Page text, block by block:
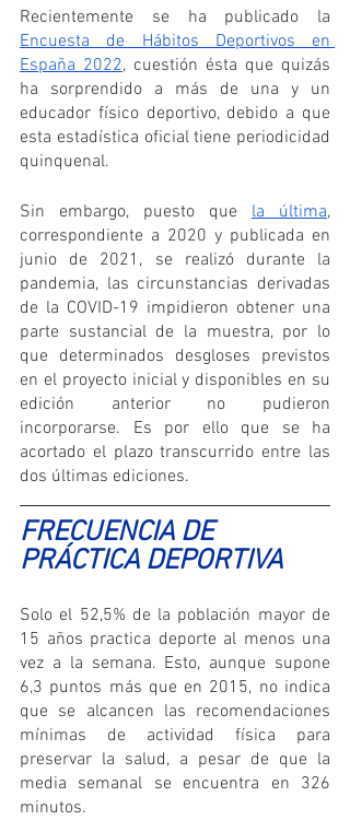
Encuesta de Hábitos Deportivos en
España 2022, cuestión ésta que quizás
ha sorprendido a más de una y un
educador físico deportivo, debido a que
esta estadística oficial tiene periodicidad
quinquenal.
Sin embargo, puesto que la última,
correspondiente a 2020 y publicada en
junio de 2021, se realizó durante la
pandemia, las circunstancias derivadas
de la COVID-19 impidieron obtener una
parte sustancial de la muestra, por lo
que determinados desgloses previstos
en el proyecto inicial y disponibles en su
edición anterior no pudieron
incorporarse. Es por ello que se ha
acortado el plazo transcurrido entre las
dos últimas ediciones.
FRECUENCIA DE
PRÁCTICA DEPORTIVA
Solo el 52,5% de la población mayor de
15 años practica deporte al menos una
vez a la semana. Esto, aunque supone
6,3 puntos más que en 2015, no indica
que se alcancen las recomendaciones
mínimas de actividad física para
preservar la salud, a pesar de que la
media semanal se encuentra en 326
minutos.